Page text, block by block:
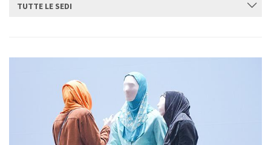
TUTTE LE SEDI